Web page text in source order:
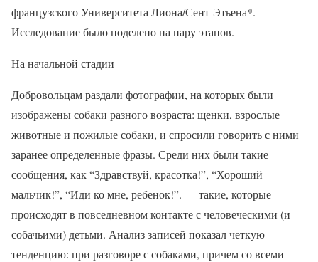
французского Университета Лиона/Сент-Этьена*.
Исследование было поделено на пару этапов.
На начальной стадии
Добровольцам раздали фотографии, на которых были
изображены собаки разного возраста: щенки, взрослые
животные и пожилые собаки, и спросили говорить с ними
заранее определенные фразы. Среди них были такие
сообщения, как “Здравствуй, красотка!”, “Хороший
мальчик!”, “Иди ко мне, ребенок!”. — такие, которые
происходят в повседневном контакте с человеческими (и
собачьими) детьми. Анализ записей показал четкую
тенденцию: при разговоре с собаками, причем со всеми —